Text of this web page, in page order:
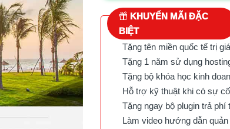
KHUYẾN MÃI ĐẶC
BIỆT
Tặng tên miền quốc tế trị giá
Tặng 1 năm sử dụng
Tặng bộ khóa học kinh
Hỗ trợ kỹ thuật khi có sự
Tặng ngay bộ plugin trả phí
Làm video hướng dẫn